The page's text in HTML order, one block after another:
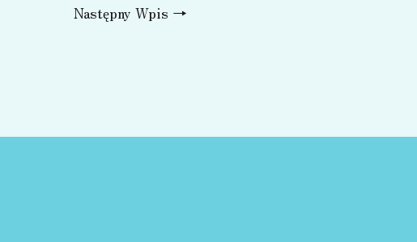
Następny Wpis →